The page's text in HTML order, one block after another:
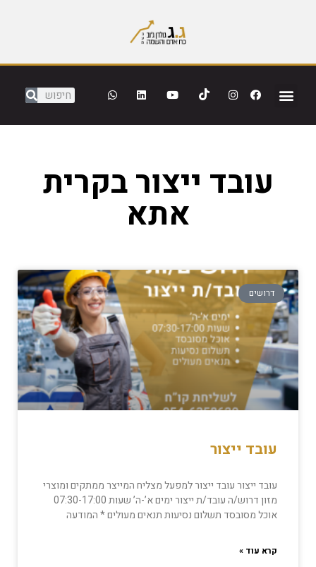
עובד ייצור בקרית
אתא
דרושים
עובד ייצור
עובד ייצור עובד ייצור למפעל מצליח המייצר ממתקים ומוצרי
מזון דרוש/ה עובד/ת ייצור ימים א’-ה’ שעות 07:30-17:00
אוכל מסובסד תשלום נסיעות תנאים מעולים * המודעה
קרא עוד »